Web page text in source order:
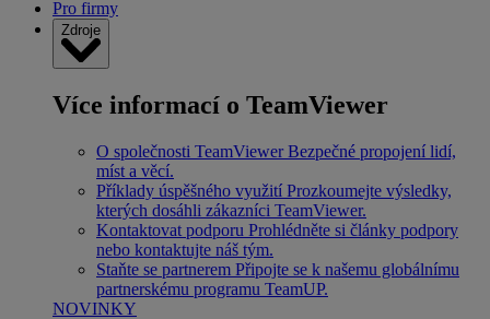
Pro firmy
Zdroje
Více informací o TeamViewer
O společnosti TeamViewer Bezpečné propojení lidí,
míst a věcí.
Příklady úspěšného využití Prozkoumejte výsledky,
kterých dosáhli zákazníci TeamViewer.
Kontaktovat podporu Prohlédněte si články podpory
nebo kontaktujte náš tým.
Staňte se partnerem Připojte se k našemu globálnímu
partnerskému programu TeamUP.
NOVINKY